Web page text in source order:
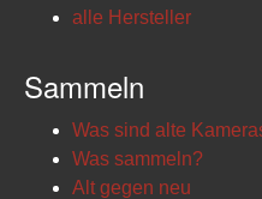
alle Hersteller
Sammeln
Was sind alte
Was sammeln?
Alt gegen neu